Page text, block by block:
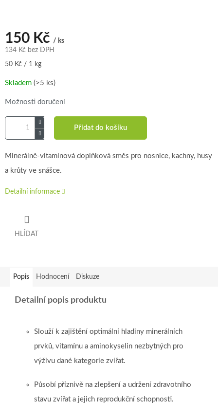
150 Kč / ks
134 Kč bez DPH
Měrná
50 Kč / 1 kg
Skladem (>5 ks)
Možnosti doručení
Přidat do košíku
Minerálně-vitamínová doplňková směs pro nosnice, kachny, husy
a krůty ve snášce.
Detailní informace
HLÍDAT
Popis Hodnocení Diskuze
Detailní popis produktu
Slouží k zajištění optimální hladiny minerálních
prvků, vitamínu a aminokyselin nezbytných pro
výživu dané kategorie zvířat.
Působí příznivě na zlepšení a udržení zdravotního
stavu zvířat a jejich reprodukční schopnosti.